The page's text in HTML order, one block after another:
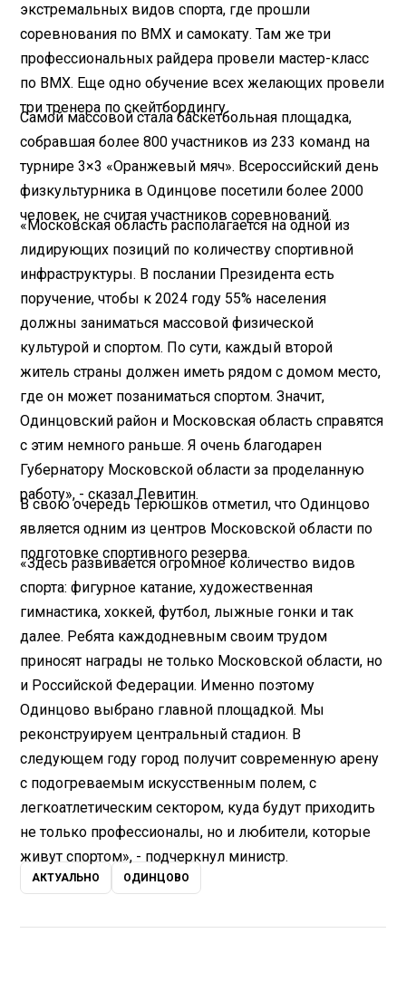
экстремальных видов спорта, где прошли
соревнования по BMX и самокату. Там же три
профессиональных райдера провели мастер-класс
по BMX. Еще одно обучение всех желающих провели
три тренера по скейтбордингу.
Самой массовой стала баскетбольная площадка,
собравшая более 800 участников из 233 команд на
турнире 3×3 «Оранжевый мяч». Всероссийский день
физкультурника в Одинцове посетили более 2000
человек, не считая участников соревнований.
«Московская область располагается на одной из
лидирующих позиций по количеству спортивной
инфраструктуры. В послании Президента есть
поручение, чтобы к 2024 году 55% населения
должны заниматься массовой физической
культурой и спортом. По сути, каждый второй
житель страны должен иметь рядом с домом место,
где он может позаниматься спортом. Значит,
Одинцовский район и Московская область справятся
с этим немного раньше. Я очень благодарен
Губернатору Московской области за проделанную
работу», - сказал Левитин.
В свою очередь Терюшков отметил, что Одинцово
является одним из центров Московской области по
подготовке спортивного резерва.
«Здесь развивается огромное количество видов
спорта: фигурное катание, художественная
гимнастика, хоккей, футбол, лыжные гонки и так
далее. Ребята каждодневным своим трудом
приносят награды не только Московской области, но
и Российской Федерации. Именно поэтому
Одинцово выбрано главной площадкой. Мы
реконструируем центральный стадион. В
следующем году город получит современную арену
с подогреваемым искусственным полем, с
легкоатлетическим сектором, куда будут приходить
не только профессионалы, но и любители, которые
живут спортом», - подчеркнул министр.
АКТУАЛЬНО ОДИНЦОВО